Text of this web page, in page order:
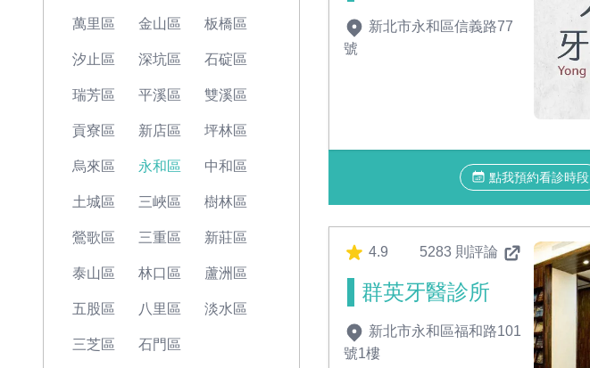
萬里區 金山區 板橋區
汐止區 深坑區 石碇區
瑞芳區 平溪區 雙溪區
貢寮區 新店區 坪林區
烏來區 永和區 中和區
土城區 三峽區 樹林區
鶯歌區 三重區 新莊區
泰山區 林口區 蘆洲區
五股區 八里區 淡水區
三芝區 石門區
新北市永和區信義路77
號
點我預約看診時段
4.9 5283 則評論
群英牙醫診所
新北市永和區福和路101
號1樓